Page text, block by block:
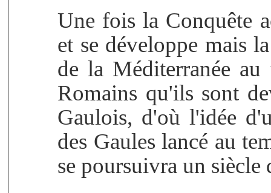
Une fois la Conquête
et se développe mais
de la Méditerranée
Romains qu'ils sont
Gaulois, d'où l'idée
des Gaules lancé au
se poursuivra un siècle